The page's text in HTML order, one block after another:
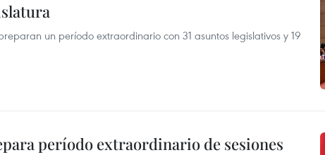
un período extraordinario con 31 asuntos legislativos y 19
período extraordinario de sesiones